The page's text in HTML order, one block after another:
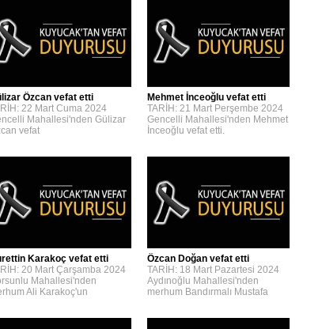
Özcan vefat etti
22 Mart Cuma 2024
Mahallesi'nden Gülizar
vefat
Mehmet İnceoğlu vefat etti
TARİH: 21 Mart Perşembe 2024
Gencelli Mahallesi'nden Mehmet
İnceoğlu vefat etti.
Karakoç vefat etti
20 Mart Çarşamba 2024
Mahallesi'nden
Ali Karakoç'un
Özcan Doğan vefat etti
TARİH: 18 Mart Pazartesi 2024
Aydınoğlu Mahallesi'nden
merhum Bandırmalı Mustafa